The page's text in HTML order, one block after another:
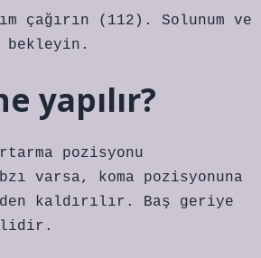
çağırın (112). Solunum ve
bekleyin.
yapılır?
pozisyonu
varsa, koma pozisyonuna
kaldırılır. Baş geriye